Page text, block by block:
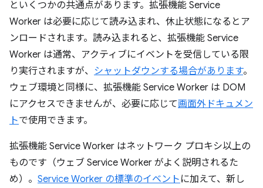
といくつかの共通点があります。拡張機能 Service
Worker は必要に応じて読み込まれ、休止状態になるとア
ンロードされます。読み込まれると、拡張機能 Service
Worker は通常、アクティブにイベントを受信している限
り実行されますが、 シャットダウンする場合があります。
ウェブ環境と同様に、拡張機能 Service Worker は DOM
にアクセスできませんが、必要に応じて画面外ドキュメン
トで使用できます。
拡張機能 Service Worker はネットワーク プロキシ以上の
ものです（ウェブ Service Worker がよく説明されるた
め）。 Service Worker の標準のイベント に加えて、新し